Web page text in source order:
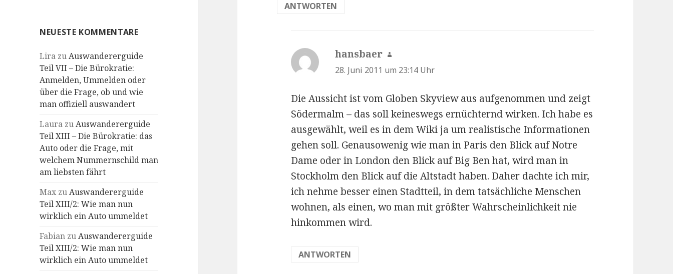
NEUESTE KOMMENTARE
Lira zuAuswandererguide
Teil VII – Die Bürokratie:
Anmelden, Ummelden oder
über die Frage, ob und wie
man offiziell auswandert
Laura zuAuswandererguide
Teil XIII – Die Bürokratie: das
Auto oder die Frage, mit
welchem Nummernschild man
am liebsten fährt
Max zuAuswandererguide
Teil XIII/2: Wie man nun
wirklich ein Auto ummeldet
Fabian zuAuswandererguide
Teil XIII/2: Wie man nun
wirklich ein Auto ummeldet
ANTWORTEN
hansbaer sagt:
28. Juni 2011 um 23:14 Uhr
Die Aussicht ist vom Globen Skyview aus aufgenommen und zeigt
Södermalm – das soll keineswegs ernüchternd wirken. Ich habe es
ausgewählt, weil es in dem Wiki ja um realistische Informationen
gehen soll. Genausowenig wie man in Paris den Blick auf Notre
Dame oder in London den Blick auf Big Ben hat, wird man in
Stockholm den Blick auf die Altstadt haben. Daher dachte ich mir,
ich nehme besser einen Stadtteil, in dem tatsächliche Menschen
wohnen, als einen, wo man mit größter Wahrscheinlichkeit nie
hinkommen wird.
ANTWORTEN